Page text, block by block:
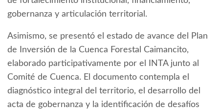
gobernanza y articulación territorial.
Asimismo, se presentó el estado de avance del Plan
de Inversión de la Cuenca Forestal Caimancito,
elaborado participativamente por el INTA junto al
Comité de Cuenca. El documento contempla el
diagnóstico integral del territorio, el desarrollo del
acta de gobernanza y la identificación de desafíos